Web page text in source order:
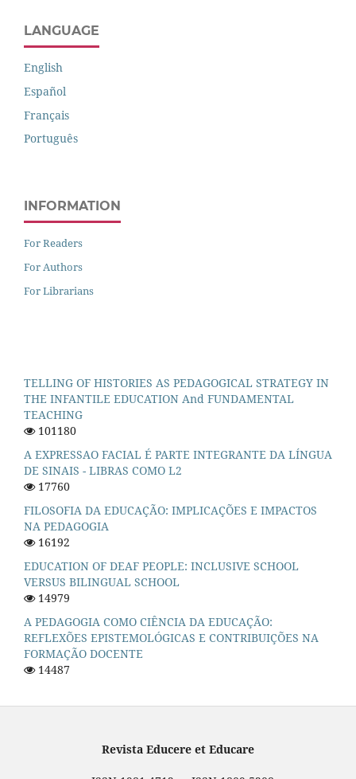
LANGUAGE
English
Español
Français
Português
INFORMATION
For Readers
For Authors
For Librarians
TELLING OF HISTORIES AS PEDAGOGICAL STRATEGY IN
THE INFANTILE EDUCATION And FUNDAMENTAL
TEACHING
101180
A EXPRESSAO FACIAL É PARTE INTEGRANTE DA LÍNGUA
DE SINAIS - LIBRAS COMO L2
17760
FILOSOFIA DA EDUCAÇÃO: IMPLICAÇÕES E IMPACTOS
NA PEDAGOGIA
16192
EDUCATION OF DEAF PEOPLE: INCLUSIVE SCHOOL
VERSUS BILINGUAL SCHOOL
14979
A PEDAGOGIA COMO CIÊNCIA DA EDUCAÇÃO:
REFLEXÕES EPISTEMOLÓGICAS E CONTRIBUIÇÕES NA
FORMAÇÃO DOCENTE
14487
Revista Educere et Educare